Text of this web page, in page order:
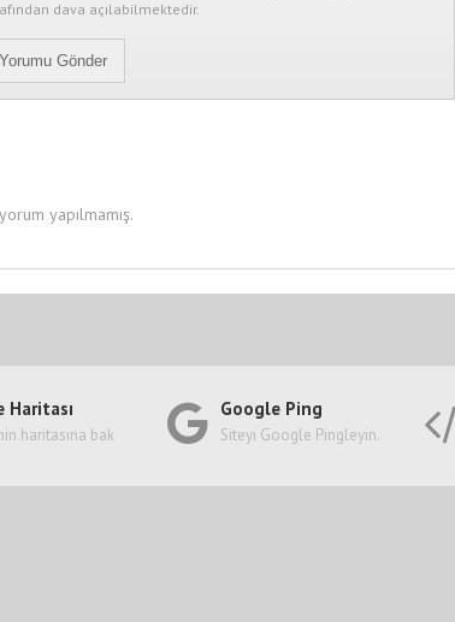
dava açılabilmektedir.
yapılmamış.
Haritası
haritasına bak
Google Ping
Siteyi Google Pingleyin.